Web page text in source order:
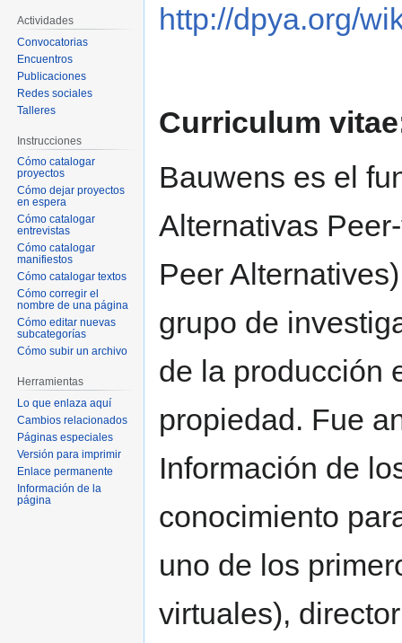
http://dpya.org/
Curriculum
Bauwens es el
Alternativas
Peer
grupo de
de la producción
propiedad. Fue
Información de
conocimiento
uno de los
virtuales),
Actividades
Convocatorias
Encuentros
Publicaciones
Redes sociales
Talleres
Instrucciones
Cómo catalogar
proyectos
Cómo dejar proyectos
en espera
Cómo catalogar
entrevistas
Cómo catalogar
manifiestos
Cómo catalogar textos
Cómo corregir el
nombre de una página
Cómo editar nuevas
subcategorías
Cómo subir un archivo
Herramientas
Lo que enlaza aquí
Cambios relacionados
Páginas especiales
Versión para imprimir
Enlace permanente
Información de la
página